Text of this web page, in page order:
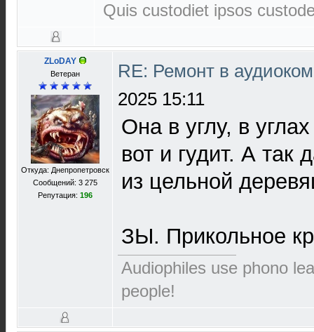
Quis custodiet ipsos
ZLoDAY
Ветеран
Откуда: Днепропетровск
Сообщений: 3 275
Репутация: 196
RE: Ремонт в
2025 15:11
Она в углу, в
вот и гудит. А так
из цельной
ЗЫ. Прикольное
Audiophiles use phono
people!